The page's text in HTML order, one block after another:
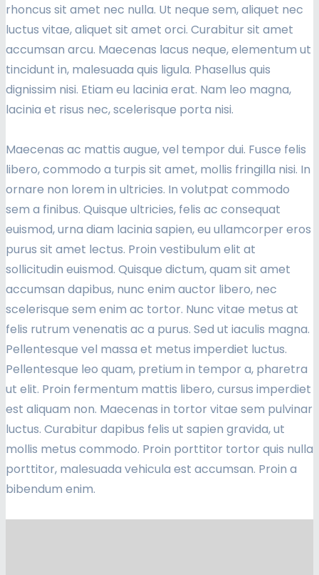
rhoncus sit amet nec nulla. Ut neque sem, aliquet nec
luctus vitae, aliquet sit amet orci. Curabitur sit amet
accumsan arcu. Maecenas lacus neque, elementum ut
tincidunt in, malesuada quis ligula. Phasellus quis
dignissim nisi. Etiam eu lacinia erat. Nam leo magna,
lacinia et risus nec, scelerisque porta nisi.
Maecenas ac mattis augue, vel tempor dui. Fusce felis
libero, commodo a turpis sit amet, mollis fringilla nisi. In
ornare non lorem in ultricies. In volutpat commodo
sem a finibus. Quisque ultricies, felis ac consequat
euismod, urna diam lacinia sapien, eu ullamcorper eros
purus sit amet lectus. Proin vestibulum elit at
sollicitudin euismod. Quisque dictum, quam sit amet
accumsan dapibus, nunc enim auctor libero, nec
scelerisque sem enim ac tortor. Nunc vitae metus at
felis rutrum venenatis ac a purus. Sed ut iaculis magna.
Pellentesque vel massa et metus imperdiet luctus.
Pellentesque leo quam, pretium in tempor a, pharetra
ut elit. Proin fermentum mattis libero, cursus imperdiet
est aliquam non. Maecenas in tortor vitae sem pulvinar
luctus. Curabitur dapibus felis ut sapien gravida, ut
mollis metus commodo. Proin porttitor tortor quis nulla
porttitor, malesuada vehicula est accumsan. Proin a
bibendum enim.